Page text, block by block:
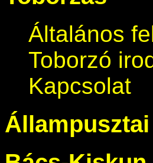
Általános
Toborzó
Kapcsolat